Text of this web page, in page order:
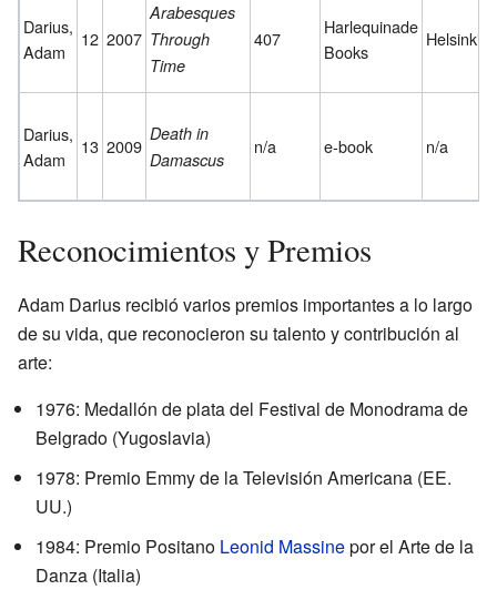
Darius,
Adam
12 2007
Arabesques
Through
Time
407
Harlequinade
Books
Helsinki
Darius,
Adam
13 2009
Death in
Damascus
n/a e-book n/a
Reconocimientos y Premios
Adam Darius recibió varios premios importantes a lo largo
de su vida, que reconocieron su talento y contribución al
arte:
1976: Medallón de plata del Festival de Monodrama de
Belgrado (Yugoslavia)
1978: Premio Emmy de la Televisión Americana (EE.
UU.)
1984: Premio Positano Leonid Massinepor el Arte de la
Danza (Italia)